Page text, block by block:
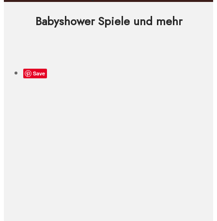
Babyshower Spiele und mehr
Save